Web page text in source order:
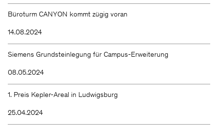
Büroturm CANYON kommt zügig voran
14.08.2024
Siemens Grundsteinlegung für Campus-Erweiterung
08.05.2024
1. Preis Kepler-Areal in Ludwigsburg
25.04.2024